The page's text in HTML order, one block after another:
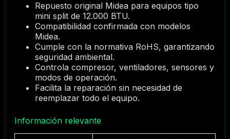
Repuesto original Midea para equipos tipo
mini split de 12.000 BTU.
Compatibilidad confirmada con modelos
Midea.
Cumple con la normativa RoHS, garantizando
seguridad ambiental.
Controla compresor, ventiladores, sensores y
modos de operación.
Facilita la reparación sin necesidad de
reemplazar todo el equipo.
Información relevante